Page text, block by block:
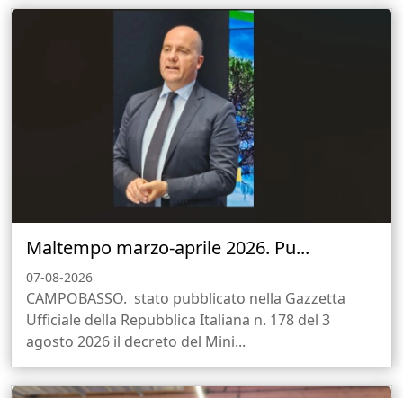
Maltempo marzo-aprile 2026. Pu...
07-08-2026
CAMPOBASSO. stato pubblicato nella Gazzetta
Ufficiale della Repubblica Italiana n. 178 del 3
agosto 2026 il decreto del Mini...